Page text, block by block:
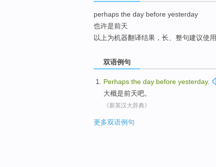
perhaps the day before yesterday
也许是前天
以上为机器翻译结果，长、整句建议使用
双语例句
Perhaps the day before yesterday.
大概是前天吧。
《新英汉大辞典》
更多双语例句